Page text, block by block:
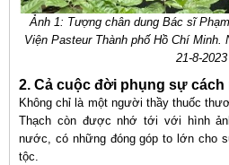
Ảnh 1: Tượng chân dung Bác sĩ
Viện Pasteur Thành phố Hồ Chí Minh.
21-8-2023
2. Cả cuộc đời phụng sự cách
Không chỉ là một người thầy thuốc
Thạch còn được nhớ tới với hình
nước, có những đóng góp to lớn cho
tộc.